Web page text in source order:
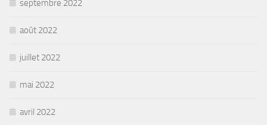
septembre 2022
août 2022
juillet 2022
mai 2022
avril 2022